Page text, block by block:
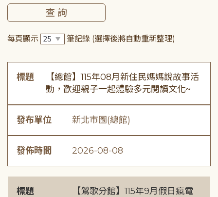
每頁顯示 筆記錄 (選擇後將自動重新整理)
標題
【總館】115年08月新住民媽媽說故事活
動，歡迎親子一起體驗多元閱讀文化~
發布單位 新北市圖(總館)
發佈時間 2026-08-08
標題
【鶯歌分館】115年9月假日瘋電